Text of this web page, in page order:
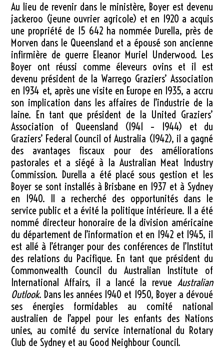
Au lieu de revenir dans le ministère, Boyer est devenu
jackeroo (jeune ouvrier agricole) et en 1920 a acquis
une propriété de 15 642 ha nommée Durella, près de
Morven dans le Queensland et a épousé son ancienne
infirmière de guerre Eleanor Muriel Underwood. Les
Boyer ont réussi comme éleveurs ovins et il est
devenu président de la Warrego Graziers’ Association
en 1934 et, après une visite en Europe en 1935, a accru
son implication dans les affaires de l’industrie de la
laine. En tant que président de la United Graziers’
Association of Queensland (1941 – 1944) et du
Graziers’ Federal Council of Australia (1942), il a gagné
des avantages fiscaux pour des améliorations
pastorales et a siégé à la Australian Meat Industry
Commission. Durella a été placé sous gestion et les
Boyer se sont installés à Brisbane en 1937 et à Sydney
en 1940. Il a recherché des opportunités dans le
service public et a évité la politique intérieure. Il a été
nommé directeur honoraire de la division américaine
du département de l’information et en 1942 et 1945, il
est allé à l’étranger pour des conférences de l’Institut
des relations du Pacifique. En tant que président du
Commonwealth Council du Australian Institute of
International Affairs, il a lancé la revue Australian
Outlook. Dans les années 1940 et 1950, Boyer a dévoué
ses énergies formidables au comité national
australien de l’appel pour les enfants des Nations
unies, au comité du service international du Rotary
Club de Sydney et au Good Neighbour Council.